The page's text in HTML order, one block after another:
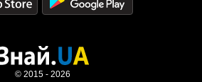
© 2015 - 2026